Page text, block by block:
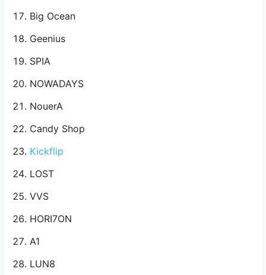
Big Ocean
Geenius
SPIA
NOWADAYS
NouerA
Candy Shop
Kickflip
LOST
VVS
HORI7ON
A1
LUN8